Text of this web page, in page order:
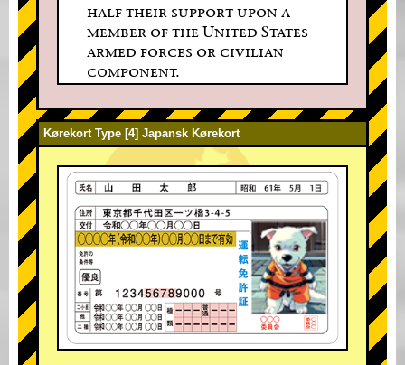
half their support upon a
member of the United States
armed forces or civilian
component.
Kørekort Type [4] Japansk Kørekort